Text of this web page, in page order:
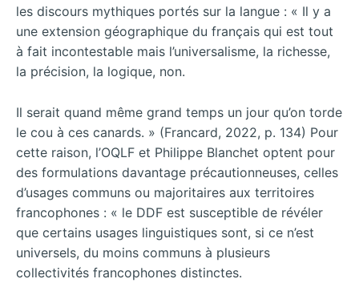
les discours mythiques portés sur la langue : « Il y a
une extension géographique du français qui est tout
à fait incontestable mais l’universalisme, la richesse,
la précision, la logique, non.
Il serait quand même grand temps un jour qu’on torde
le cou à ces canards. » (Francard, 2022, p. 134) Pour
cette raison, l’OQLF et Philippe Blanchet optent pour
des formulations davantage précautionneuses, celles
d’usages communs ou majoritaires aux territoires
francophones : « le DDF est susceptible de révéler
que certains usages linguistiques sont, si ce n’est
universels, du moins communs à plusieurs
collectivités francophones distinctes.